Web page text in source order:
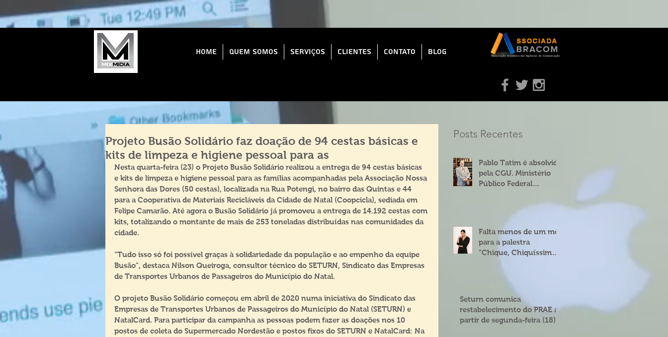
Home Quem Somos Serviços Clientes Contato Blog
Projeto Busão Solidário faz doação de 94 cestas básicas e
kits de limpeza e higiene pessoal para as
Nesta quarta-feira (23) o Projeto Busão Solidário realizou a entrega de 94 cestas básicas
e kits de limpeza e higiene pessoal para as famílias acompanhadas pela Associação Nossa
Senhora das Dores (50 cestas), localizada na Rua Potengi, no bairro das Quintas e 44
para a Cooperativa de Materiais Recicláveis da Cidade de Natal (Coopcicla), sediada em
Felipe Camarão. Até agora o Busão Solidário já promoveu a entrega de 14.192 cestas com
kits, totalizando o montante de mais de 253 toneladas distribuídas nas comunidades da
cidade.
“Tudo isso só foi possível graças à solidariedade da população e ao empenho da equipe
Busão”, destaca Nilson Queiroga, consultor técnico do SETURN, Sindicato das Empresas
de Transportes Urbanos de Passageiros do Município do Natal.
O projeto Busão Solidário começou em abril de 2020 numa iniciativa do Sindicato das
Empresas de Transportes Urbanos de Passageiros do Município do Natal (SETURN) e
NatalCard. Para participar da campanha as pessoas podem fazer as doações nos 10
postos de coleta do Supermercado Nordestão e postos fixos do SETURN e NatalCard: Na
Posts Recentes
Pablo Tatim é absolvido
pela CGU. Ministério
Público Federal
Falta menos de um mês
para a palestra
“Chique, Chiquíssima”
Seturn comunica
restabelecimento do PRAE a
partir de segunda-feira (18)